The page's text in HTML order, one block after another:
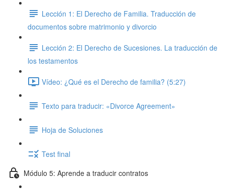
Lección 1: El Derecho de Familia. Traducción de
documentos sobre matrimonio y divorcio
Lección 2: El Derecho de Sucesiones. La traducción de
los testamentos
Vídeo: ¿Qué es el Derecho de familia? (5:27)
Texto para traducir: «Divorce Agreement»
Hoja de Soluciones
Test final
Módulo 5: Aprende a traducir contratos